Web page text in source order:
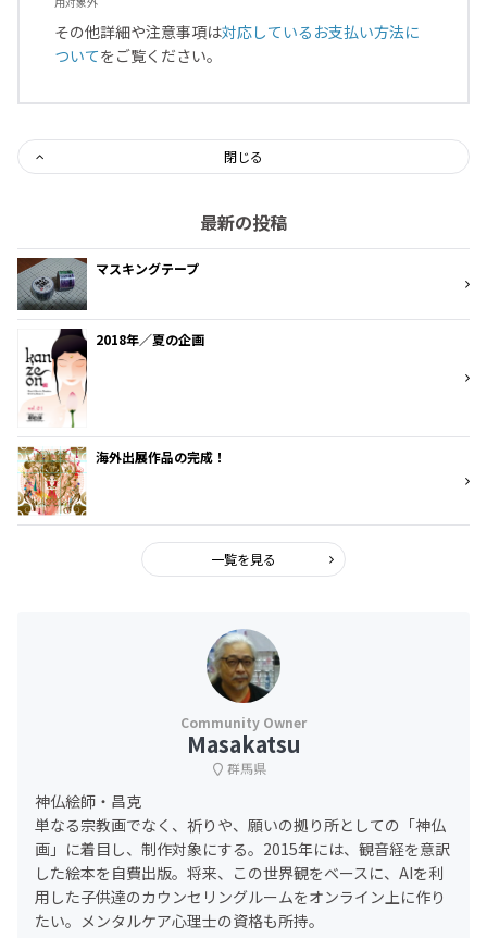
その他詳細や注意事項は対応しているお支払い方法に
ついてをご覧ください。
閉じる
最新の投稿
マスキングテープ
2018年／夏の企画
海外出展作品の完成！
一覧を見る
Masakatsu
群馬県
神仏絵師・昌克
単なる宗教画でなく、祈りや、願いの拠り所としての「神仏
画」に着目し、制作対象にする。2015年には、観音経を意訳
した絵本を自費出版。将来、この世界観をベースに、AIを利
用した子供達のカウンセリングルームをオンライン上に作り
たい。メンタルケア心理士の資格も所持。